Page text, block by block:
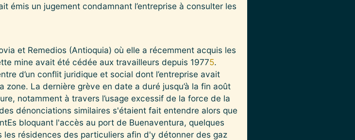
émis un jugement condamnant l’entreprise à consulter les
et Remedios (Antioquia) où elle a récemment acquis les
mine avait été cédée aux travailleurs depuis 19775.
d’un conflit juridique et social dont l’entreprise avait
La dernière grève en date a duré jusqu’à la fin août
notamment à travers l’usage excessif de la force de la
dénonciations similaires s'étaient fait entendre alors que
bloquant l'accès au port de Buenaventura, quelques
résidences des particuliers afin d'y détonner des gaz